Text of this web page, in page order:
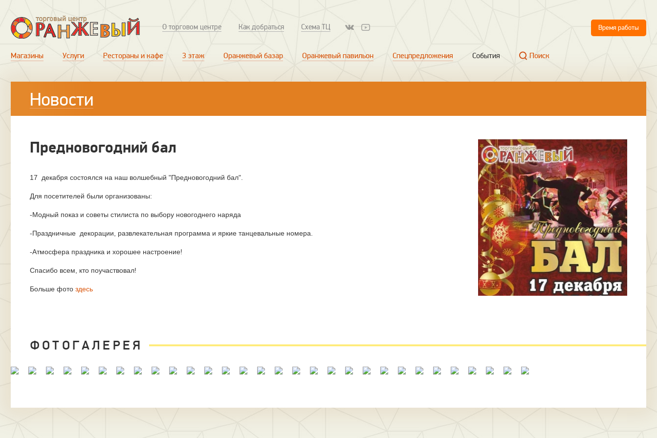
О торговом центре Как добраться Схема ТЦ Время работы
Магазины Услуги Рестораны и кафе 3 этаж Оранжевый базар Оранжевый павильон Спецпредложения События Поиск
Новости
Предновогодний бал
17 декабря состоялся на наш волшебный "Предновогодний бал".
Для посетителей были организованы:
-Модный показ и советы стилиста по выбору новогоднего наряда
-Праздничные декорации, развлекательная программа и яркие танцевальные номера.
-Атмосфера праздника и хорошее настроение!
Спасибо всем, кто поучаствовал!
Больше фото здесь
ФОТОГАЛЕРЕЯ